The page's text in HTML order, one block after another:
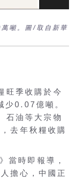
噸。圖/取自新華
旺季收購於今
少0.07億噸。
石油等大宗物
去年秋糧收購
當時即報導，
擔心，中國正